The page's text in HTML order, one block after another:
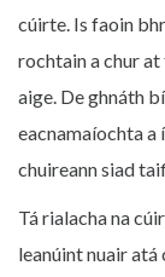
cúirte. Is faoin
rochtain a chur at
aige. De ghnáth
eacnamaíochta a
chuireann siad
Tá rialacha na
leanúint nuair